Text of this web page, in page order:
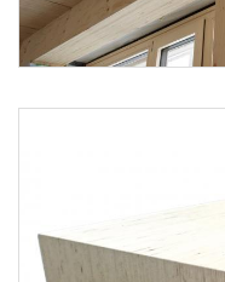
carico verticale
trasversali (cordoli
realizzabile nel piano
progetto esecutivo e
dei Lavori o della
realizzazione, a
contrattualmente nel
Sono esclusi dal